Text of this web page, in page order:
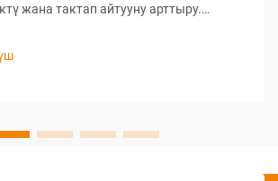
жана тактап айтууну арттыру.
чыгымдарын кемитүү жана өнімдин